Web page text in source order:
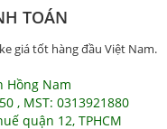
TOÁN
Hồng Nam
, MST: 0313921880
quận 12, TPHCM